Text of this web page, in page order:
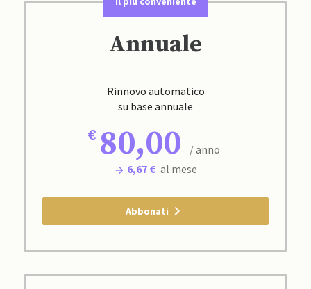
Annuale
Rinnovo automatico
su base annuale
80,00
/ anno
6,67 € al mese
Abbonati